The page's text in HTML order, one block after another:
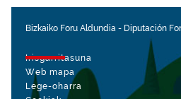
Bizkaiko Foru Aldundia - Diputación
Irisgarritasuna
Web mapa
Lege-oharra